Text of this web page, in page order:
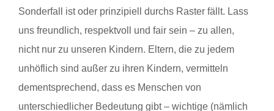
Sonderfall ist oder prinzipiell durchs Raster fällt. Lass
uns freundlich, respektvoll und fair sein – zu allen,
nicht nur zu unseren Kindern. Eltern, die zu jedem
unhöflich sind außer zu ihren Kindern, vermitteln
dementsprechend, dass es Menschen von
unterschiedlicher Bedeutung gibt – wichtige (nämlich